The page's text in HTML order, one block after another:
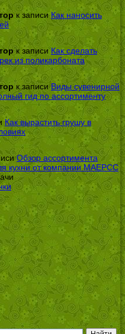
к записиКак наносить
к записиКак сделать
из поликарбоната
к записиВиды сувенирной
гид по ассортименту
Как вырастить грушу в
Обзор ассортимента
кухни от компании МАЕРСС